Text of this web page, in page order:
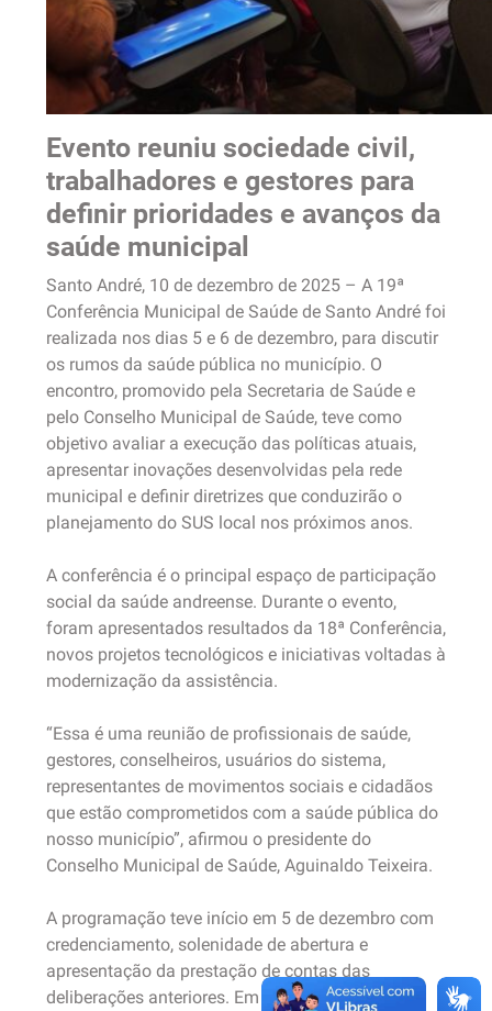
Evento reuniu sociedade civil,
trabalhadores e gestores para
definir prioridades e avanços da
saúde municipal
Santo André, 10 de dezembro de 2025 – A 19ª
Conferência Municipal de Saúde de Santo André foi
realizada nos dias 5 e 6 de dezembro, para discutir
os rumos da saúde pública no município. O
encontro, promovido pela Secretaria de Saúde e
pelo Conselho Municipal de Saúde, teve como
objetivo avaliar a execução das políticas atuais,
apresentar inovações desenvolvidas pela rede
municipal e definir diretrizes que conduzirão o
planejamento do SUS local nos próximos anos.
A conferência é o principal espaço de participação
social da saúde andreense. Durante o evento,
foram apresentados resultados da 18ª Conferência,
novos projetos tecnológicos e iniciativas voltadas à
modernização da assistência.
“Essa é uma reunião de profissionais de saúde,
gestores, conselheiros, usuários do sistema,
representantes de movimentos sociais e cidadãos
que estão comprometidos com a saúde pública do
nosso município”, afirmou o presidente do
Conselho Municipal de Saúde, Aguinaldo Teixeira.
A programação teve início em 5 de dezembro com
credenciamento, solenidade de abertura e
apresentação da prestação de contas das
deliberações anteriores. Em seguida, foi